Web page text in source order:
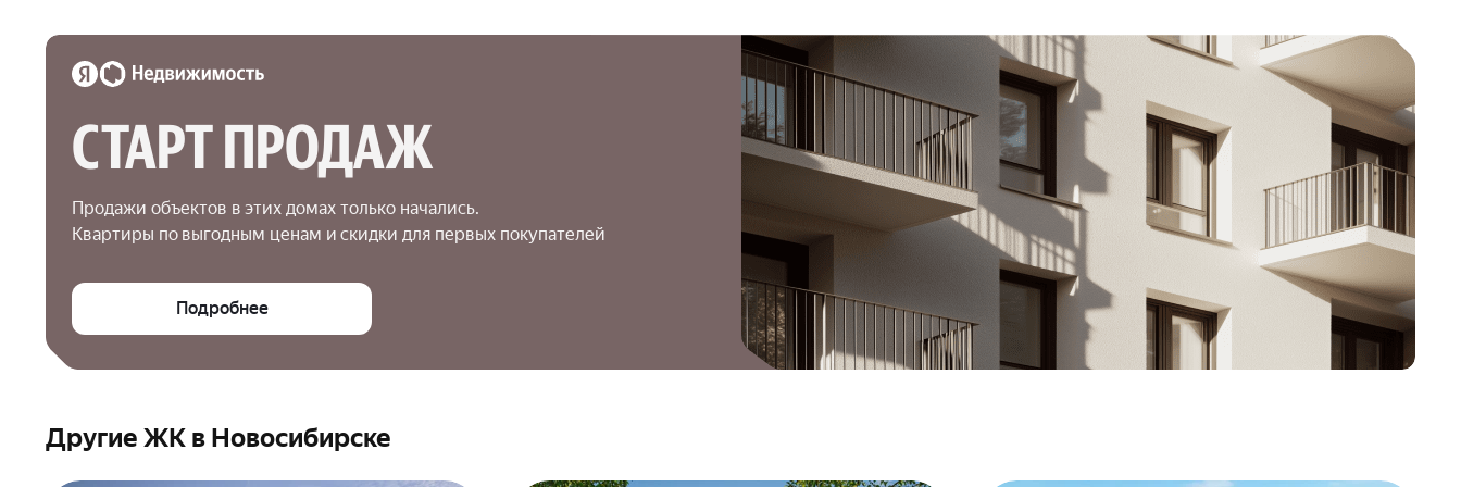
СТАРТ ПРОДАЖ
Продажи объектов в этих домах только начались.
Квартиры по выгодным ценам и скидки для первых покупателей
Подробнее
Другие ЖК в Новосибирске